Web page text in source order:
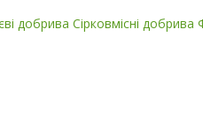
добрива Сірковмісні добрива